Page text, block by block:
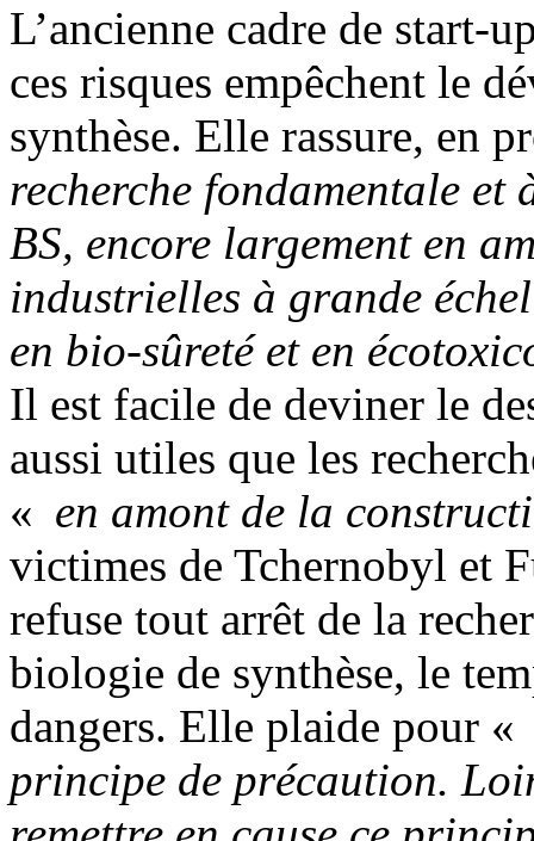
L’ancienne cadre de start-
ces risques empêchent le
synthèse. Elle rassure, en
recherche fondamentale et
BS, encore largement en
industrielles à grande
en bio-sûreté et en
Il est facile de deviner le
aussi utiles que les
« en amont de la
victimes de Tchernobyl et
refuse tout arrêt de la
biologie de synthèse, le
dangers. Elle plaide pour «
principe de précaution.